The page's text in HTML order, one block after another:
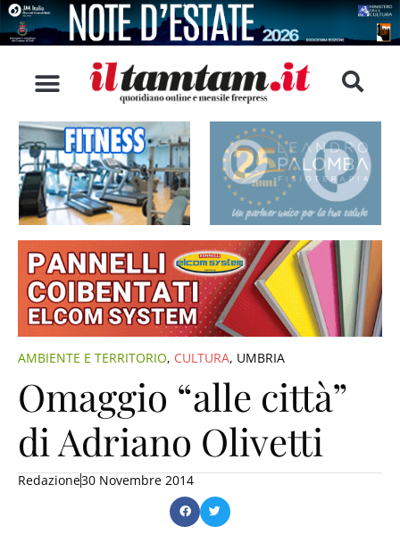
AMBIENTE E TERRITORIO, CULTURA, UMBRIA
Omaggio “alle città”
di Adriano Olivetti
Redazione30 Novembre 2014